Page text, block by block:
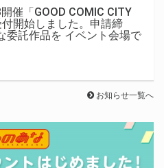
催「GOOD COMIC CITY
開始しました。申請締
委託作品を イベント会場で
お知らせ一覧へ